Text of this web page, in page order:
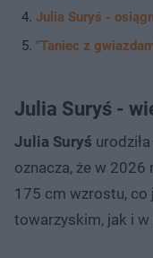
Julia Suryś -
"Taniec z
Julia Suryś -
Julia Suryś
oznacza, że w 2026
175 cm wzrostu,
towarzyskim, jak i